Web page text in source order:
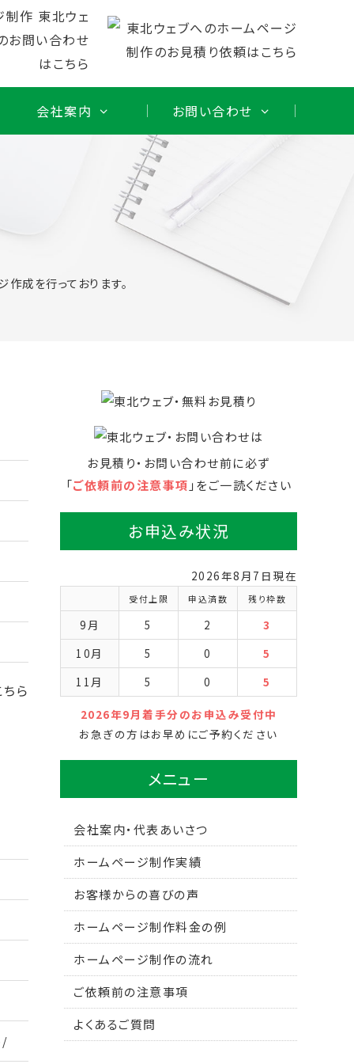
会社案内 お問い合わせ
成を行っております。
ら
お見積り・お問い合わせ前に必ず
「ご依頼前の注意事項 」をご一読ください
お申込み状況
2026年8月7日現在
受付上限 申込済数 残り枠数
9月 5 2
3
10月
5 0
5
11月
5 0 5
2026年9月着手分のお申込み受付中
お急ぎの方はお早めにご予約ください
メニュー
会社案内・代表あいさつ
ホームページ制作実績
お客様からの喜びの声
ホームページ制作料金の例
ホームページ制作の流れ
ご依頼前の注意事項
よくあるご質問